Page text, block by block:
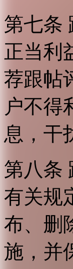
第七条
正当利
荐跟帖
户不得
息，干
第八条
有关规
布、删
施，并